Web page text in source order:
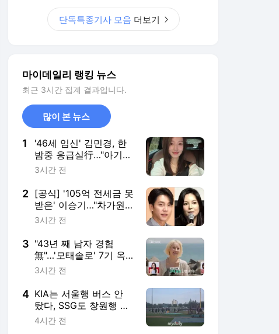
단독특종기사 모음 더보기
마이데일리 랭킹 뉴스
최근 3시간 집계 결과입니다.
많이 본 뉴스
1
'46세 임신' 김민경, 한
밤중 응급실行…"아기
신호 너무 어려워"
3시간 전
2 [공식] '105억 전세금 못
받은' 이승기…"차가원,
계획적 전세사기" [MD
3시간 전
3 "43년 째 남자 경험
無"…'모태솔로' 7기 옥
순, 금발 변신 후 파격
3시간 전
4 KIA는 서울행 버스 안
탔다, SSG도 창원행 아
직…키움은 강제 부산
4시간 전